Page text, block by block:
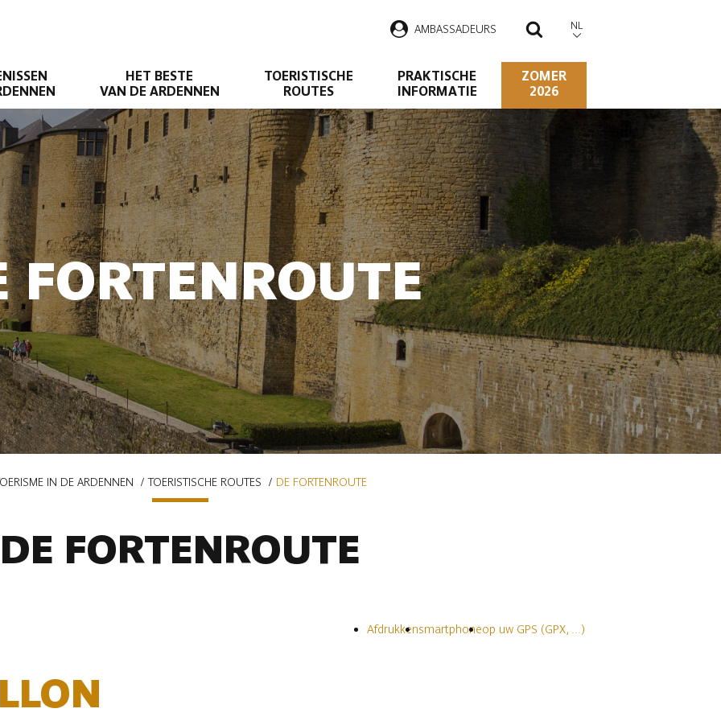
AMBASSADEURS ZOEKEN
NL
HET BESTE
VAN DE ARDENNEN
TOERISTISCHE
ROUTES
PRAKTISCHE
INFORMATIE
ZOMER
2026
FORTENROUTE
IN DE ARDENNEN TOERISTISCHE ROUTES DE FORTENROUTE
DE FORTENROUTE
Afdrukkensmartphoneop uw GPS (GPX, ...)